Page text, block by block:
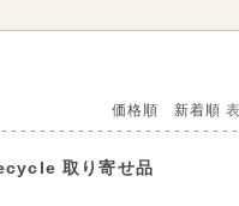
価格順 新着順
取り寄せ品